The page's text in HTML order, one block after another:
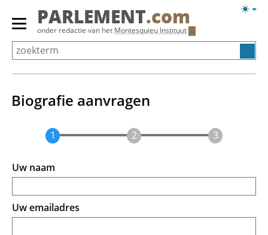
Overslaan
Primair
menu
tonen/verbergen
PARLEMENT.com
onder redactie van het Montesquieu Instituut
Biografie aanvragen
Uw naam
Uw emailadres